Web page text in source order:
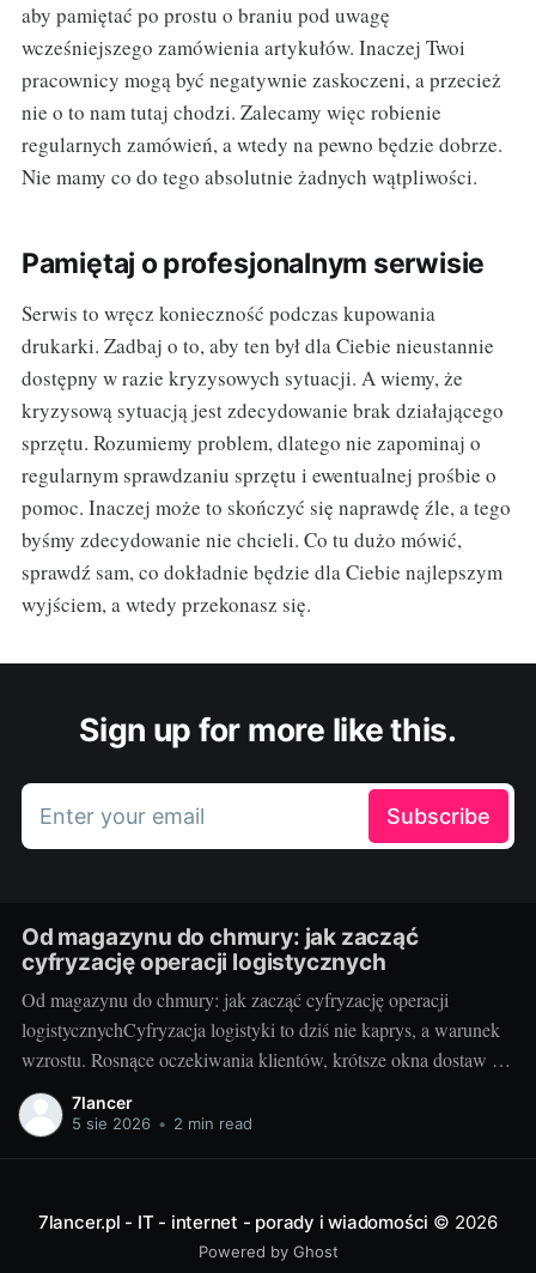
aby pamiętać po prostu o braniu pod uwagę
wcześniejszego zamówienia artykułów. Inaczej Twoi
pracownicy mogą być negatywnie zaskoczeni, a przecież
nie o to nam tutaj chodzi. Zalecamy więc robienie
regularnych zamówień, a wtedy na pewno będzie dobrze.
Nie mamy co do tego absolutnie żadnych wątpliwości.
Pamiętaj o profesjonalnym serwisie
Serwis to wręcz konieczność podczas kupowania
drukarki. Zadbaj o to, aby ten był dla Ciebie nieustannie
dostępny w razie kryzysowych sytuacji. A wiemy, że
kryzysową sytuacją jest zdecydowanie brak działającego
sprzętu. Rozumiemy problem, dlatego nie zapominaj o
regularnym sprawdzaniu sprzętu i ewentualnej prośbie o
pomoc. Inaczej może to skończyć się naprawdę źle, a tego
byśmy zdecydowanie nie chcieli. Co tu dużo mówić,
sprawdź sam, co dokładnie będzie dla Ciebie najlepszym
wyjściem, a wtedy przekonasz się.
Sign up for more like this.
Enter your email Subscribe
Od magazynu do chmury: jak zacząć
cyfryzację operacji logistycznych
Od magazynu do chmury: jak zacząć cyfryzację operacji
logistycznychCyfryzacja logistyki to dziś nie kaprys, a warunek
wzrostu. Rosnące oczekiwania klientów, krótsze okna dostaw i
presja kosztowa sprawiają, że od pudeł i palet przechodzimy do
API, sensorów i analityki w chmurze. Dobrze zaplanowana
7lancer
5 sie 2026 • 2 min read
7lancer.pl - IT - internet - porady i wiadomości © 2026
Powered by Ghost